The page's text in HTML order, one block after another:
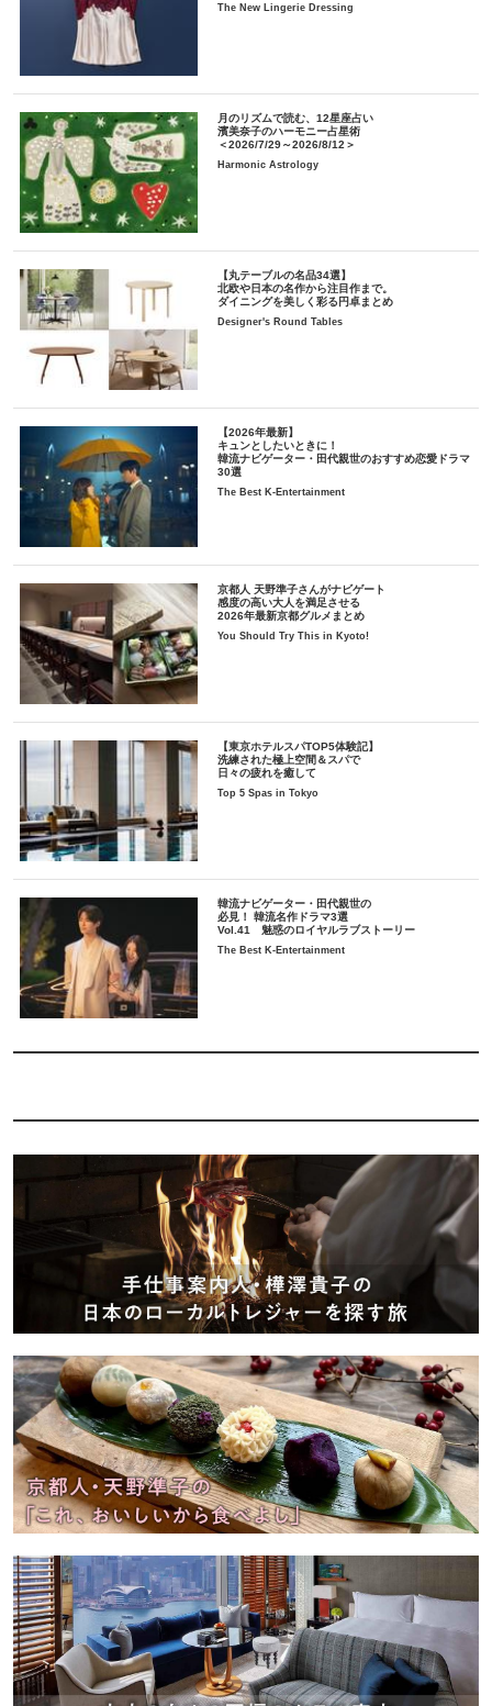
The New Lingerie Dressing
月のリズムで読む、12星座占い
濱美奈子のハーモニー占星術
＜2026/7/29～2026/8/12＞
Harmonic Astrology
【丸テーブルの名品34選】
北欧や日本の名作から注目作まで。
ダイニングを美しく彩る円卓まとめ
Designer's Round Tables
【2026年最新】
キュンとしたいときに！
韓流ナビゲーター・田代親世のおすすめ恋愛ドラマ
30選
The Best K-Entertainment
京都人 天野準子さんがナビゲート
感度の高い大人を満足させる
2026年最新京都グルメまとめ
You Should Try This in Kyoto!
【東京ホテルスパTOP5体験記】
洗練された極上空間＆スパで
日々の疲れを癒して
Top 5 Spas in Tokyo
韓流ナビゲーター・田代親世の
必見！ 韓流名作ドラマ3選
Vol.41 魅惑のロイヤルラブストーリー
The Best K-Entertainment